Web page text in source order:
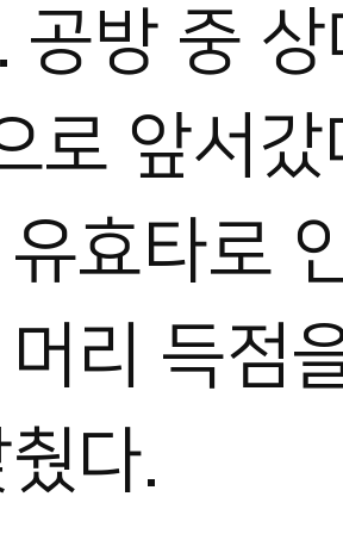
공방 중
로 앞서갔
효타로
리 득점
다.